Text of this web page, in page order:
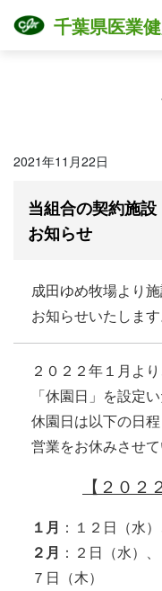
千葉県医業
2021年11月22日
当組合の契約施
お知らせ
成田ゆめ牧場より
お知らせいたします
２０２２年１月よ
「休園日」を設定い
休園日は以下の日
営業をお休みさせて
【２０２
１月 ：１２日（水
２月 ：２日（水）
７日（木）